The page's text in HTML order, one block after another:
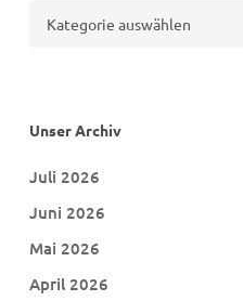
Unser Archiv
Juli 2026
Juni 2026
Mai 2026
April 2026